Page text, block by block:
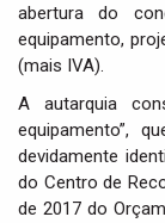
abertura do
equipamento,
(mais IVA).
A autarquia
equipamento”,
devidamente
do Centro de
de 2017 do